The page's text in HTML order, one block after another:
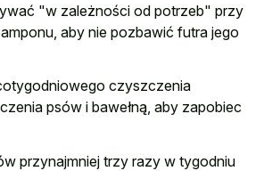
"w zależności od potrzeb" przy
aby nie pozbawić futra jego
czyszczenia
psów i bawełną, aby zapobiec
przynajmniej trzy razy w tygodniu